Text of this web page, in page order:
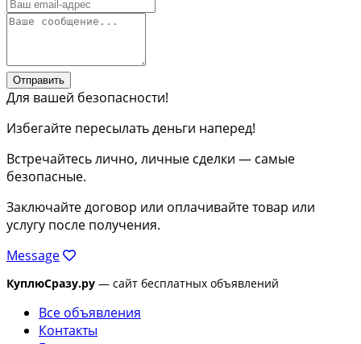
Отправить
Для вашей безопасности!
Избегайте пересылать деньги наперед!
Встречайтесь лично, личные сделки — самые
безопасные.
Заключайте договор или оплачивайте товар или
услугу после получения.
Message
КуплюСразу.ру — сайт бесплатных объявлений
Все объявления
Контакты